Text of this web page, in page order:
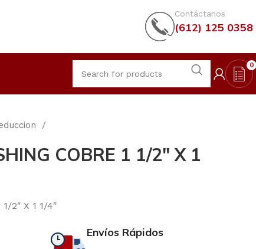
Contáctanos
(612) 125 0358
0
COBRE 1 1/2″ X 1
2″ X 1 1/4″
Envíos Rápidos